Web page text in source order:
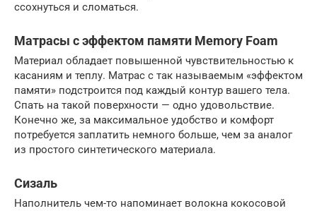
ссохнуться и сломаться.
Матрасы с эффектом памяти Memory Foam
Материал обладает повышенной чувствительностью к
касаниям и теплу. Матрас с так называемым «эффектом
памяти» подстроится под каждый контур вашего тела.
Спать на такой поверхности — одно удовольствие.
Конечно же, за максимальное удобство и комфорт
потребуется заплатить немного больше, чем за аналог
из простого синтетического материала.
Сизаль
Наполнитель чем-то напоминает волокна кокосовой